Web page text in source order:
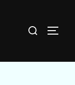
Rechercher :